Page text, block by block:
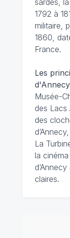
1792 à
militaire,
1860,
France.
Les
d'Annecy
Musée-
des Lacs
des
La
la
claires.